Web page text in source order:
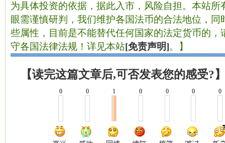
为具体投资的依据，据此入市，风险自担。本站所
眼需谨慎研判，我们维护各国法币的合法地位，
些属性，目前是不能替代任何国家的法定货币的，
守各国法律法规！详见本站[免责声明]。】
【读完这篇文章后,可否发表您的感受?
0 0 1 0 0 0 0